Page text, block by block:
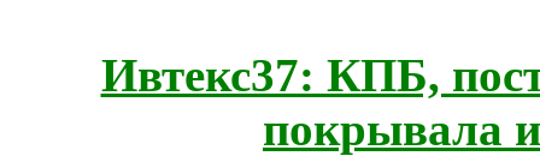
Ивтекс37: КПБ,
покрывала